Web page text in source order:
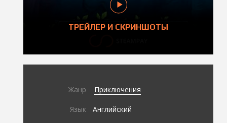
ТРЕЙЛЕР И СКРИНШОТЫ
Жанр Приключения
Язык Английский